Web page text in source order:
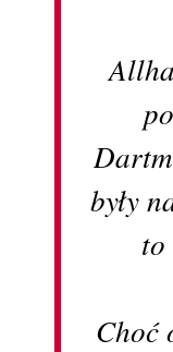
były
to
Choć